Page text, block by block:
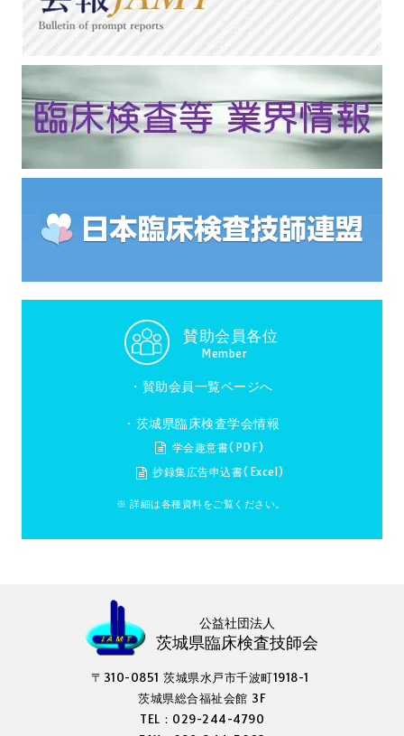
賛助会員各位
Member
・ 賛助会員一覧ページへ
・茨城県臨床検査学会情報
学会趣意書(PDF)
抄録集広告申込書(Excel)
※ 詳細は各種資料をご覧ください。
公益社団法人
茨城県臨床検査技師会
〒310-0851 茨城県水戸市千波町1918-1
茨城県総合福祉会館 3F
TEL：029-244-4790